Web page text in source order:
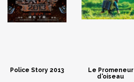
Police Story 2013
Le Promeneur
d'oiseau